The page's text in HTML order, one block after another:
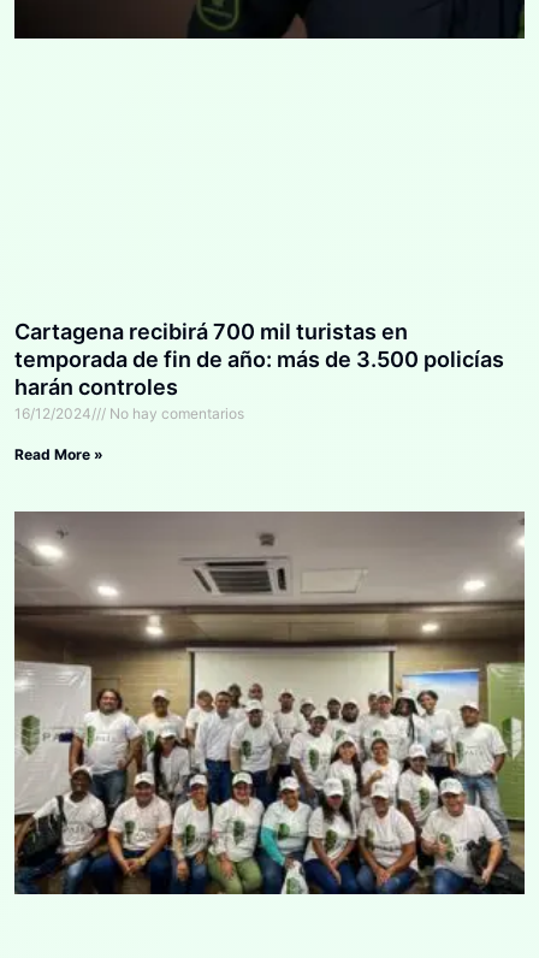
Cartagena recibirá 700 mil turistas en
temporada de fin de año: más de 3.500 policías
harán controles
16/12/2024 No hay comentarios
Read More »